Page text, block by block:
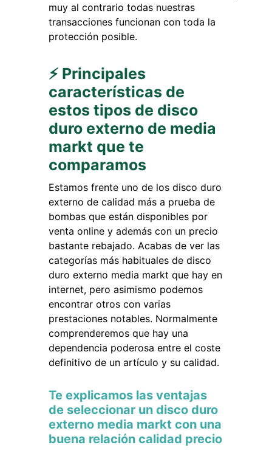
muy al contrario todas nuestras
transacciones funcionan con toda la
protección posible.
⚡ Principales
características de
estos tipos de disco
duro externo de media
markt que te
comparamos
Estamos frente uno de los disco duro
externo de calidad más a prueba de
bombas que están disponibles por
venta online y además con un precio
bastante rebajado. Acabas de ver las
categorías más habituales de disco
duro externo media markt que hay en
internet, pero asimismo podemos
encontrar otros con varias
prestaciones notables. Normalmente
comprenderemos que hay una
dependencia poderosa entre el coste
definitivo de un artículo y su calidad.
Te explicamos las ventajas
de seleccionar un disco duro
externo media markt con una
buena relación calidad precio